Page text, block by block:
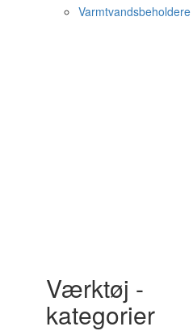
Varmtvandsbeholdere
Værktøj -
kategorier